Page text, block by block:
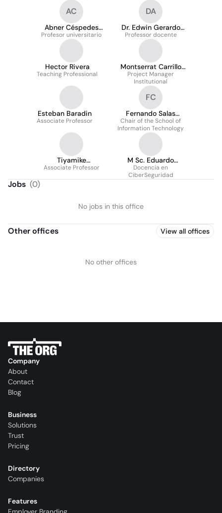
AC
Abner Céspedes
Corrales
Profesor universitario
DA
Dr. Edwin Gerardo
Acuña Acuña
Professor docente
Hector Rivera
Teaching Professional
Montserrat Carrillo
Coto
Project Manager
Institutional
Esteban Baradin
Associate Professor
FC
Fernando Salas
Castro
Chair of the School of
Information Technology
Tiyamike
Mkanthama
Associate Professor
M Sc. Eduardo
Hernández S.
Docencia en
CiberSeguridad
Jobs (0)
No jobs in this office
Other offices View all offices
No other offices
Company
About
Contact
Blog
Business
Solutions
Trust
Pricing
Directory
Companies
Features